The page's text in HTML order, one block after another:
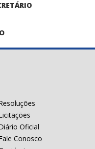
Oficial
Conosco